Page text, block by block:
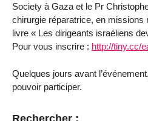
Society à Gaza et le Pr
chirurgie réparatrice, en missions
livre « Les dirigeants israéliens
Pour vous inscrire : http://tiny.cc/
Quelques jours avant
pouvoir participer.
Rechercher :